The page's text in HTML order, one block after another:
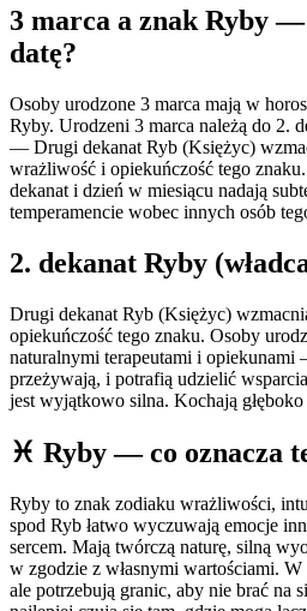
3 marca a znakRyby—
datę?
Osoby urodzone 3 marca mają w
Ryby. Urodzeni 3 marca należą do 2.
— Drugi dekanat Ryb (Księżyc)
wrażliwość i opiekuńczość tego
dekanat i dzień w miesiącu nadają
temperamencie wobec innych osób
2. dekanat Ryby
Drugi dekanat Ryb (Księżyc)
opiekuńczość tego znaku. Osoby
naturalnymi terapeutami i
przeżywają, i potrafią udzielić
jest wyjątkowo silna. Kochają
♓ Ryby— co oznacza
Ryby to znak zodiaku wrażliwości,
spod Ryb łatwo wyczuwają emocje
sercem. Mają twórczą naturę, silną
w zgodzie z własnymi wartościami. W
ale potrzebują granic, aby nie brać na